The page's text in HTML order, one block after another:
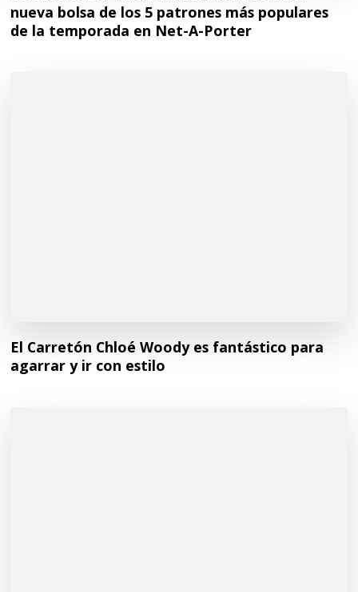
nueva bolsa de los 5 patrones más populares
de la temporada en Net-A-Porter
El Carretón Chloé Woody es fantástico para
agarrar y ir con estilo